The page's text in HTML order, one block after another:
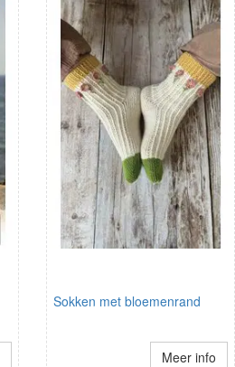
Sokken met bloemenrand
Meer info